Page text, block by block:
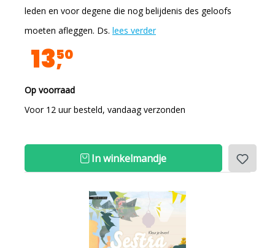
leden en voor degene die nog belijdenis des geloofs
moeten afleggen. Ds. lees verder
1350
Op voorraad
Voor 12 uur besteld, vandaag verzonden
In winkelmandje